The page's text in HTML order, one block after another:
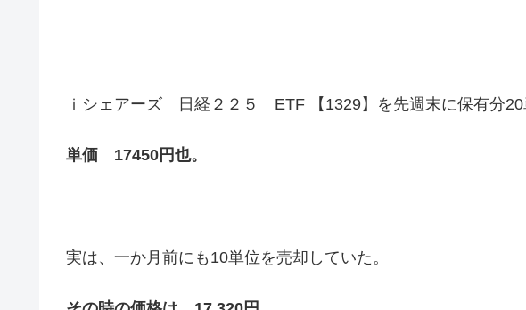
ｉシェアーズ 日経２２５ ETF 【1329】を先週末に保有分20
単価 17450円也。
実は、一か月前にも10単位を売却していた。